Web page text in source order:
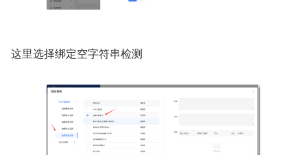
这里选择绑定空字符串检测